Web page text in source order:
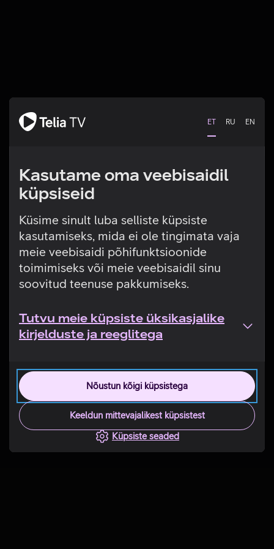
ET RU EN
Kasutame oma veebisaidil
küpsiseid
Küsime sinult luba selliste küpsiste
kasutamiseks, mida ei ole tingimata vaja
meie veebisaidi põhifunktsioonide
toimimiseks või meie veebisaidil sinu
soovitud teenuse pakkumiseks.
Tutvu meie küpsiste üksikasjalike
kirjelduste ja reeglitega
Nõustun kõigi küpsistega
Keeldun mittevajalikest küpsistest
Küpsiste seaded
Tehniline viga